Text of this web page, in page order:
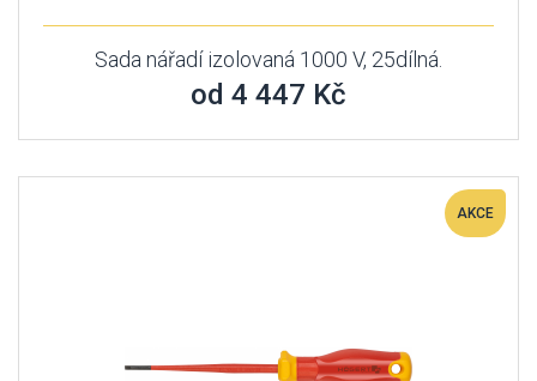
Sada nářadí izolovaná 1000 V, 25dílná.
od 4 447 Kč
AKCE